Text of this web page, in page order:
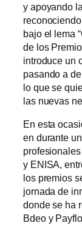
y apoyando
bajo el lema
de los
introduce un
pasando a
lo que se
las nuevas
En esta
en durante
y ENISA,
los premios
jornada de
donde se ha
Bdeo y